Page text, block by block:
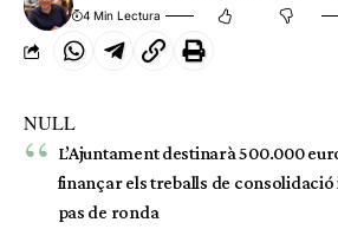
4 Min Lectura
NULL
L’Ajuntament destinarà 500.000
finançar els treballs de consolidació
pas de ronda